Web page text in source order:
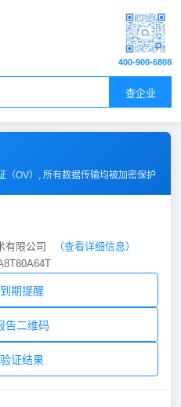
查企业
400-900-6808
（OV）, 所有数据传输均被加密保护
有限公司
（查看详细信息）
期提醒
告二维码
证结果